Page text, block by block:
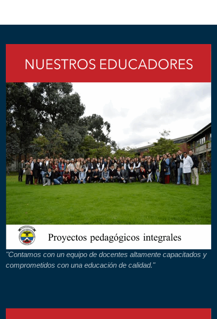
"Contamos con un equipo de docentes altamente capacitados y
comprometidos con una educación de calidad."